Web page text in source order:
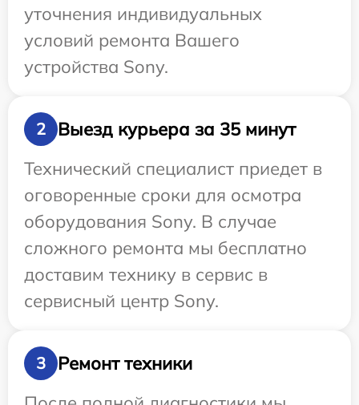
уточнения индивидуальных
условий ремонта Вашего
устройства Sony.
2
Выезд курьера за 35 минут
Технический специалист приедет в
оговоренные сроки для осмотра
оборудования Sony. В случае
сложного ремонта мы бесплатно
доставим технику в сервис в
сервисный центр Sony.
3
Ремонт техники